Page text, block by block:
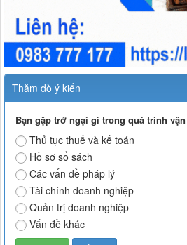
Thăm dò ý kiến
Bạn gặp trở ngại gì trong quá trình
Thủ tục thuế và kế toán
Hồ sơ sổ sách
Các vấn đề pháp lý
Tài chính doanh nghiệp
Quản trị doanh nghiệp
Vấn đề khác